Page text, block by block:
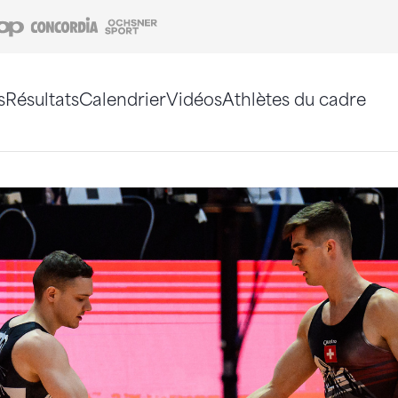
Coop Concordia
RésultatsCalendrierVidéosAthlètes du cadre